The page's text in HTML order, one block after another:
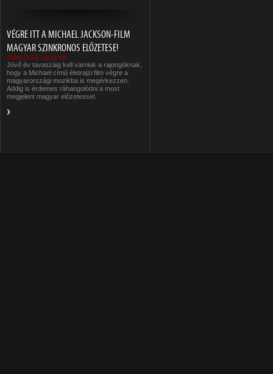
VÉGRE ITT A MICHAEL JACKSON-FILM
MAGYAR SZINKRONOS ELŐZETESE!
2025-11-26 15:32:58
Jövő év tavaszáig kell várniuk a rajongóknak,
hogy a Michael című életrajzi film végre a
magyarországi mozikba is megérkezzen.
Addig is érdemes ráhangolódni a most
megjelent magyar előzetessel.